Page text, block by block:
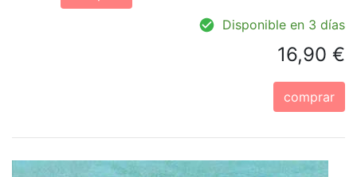
Disponible en 3 días
16,90 €
comprar